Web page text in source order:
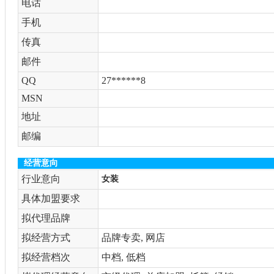
电话
手机
传真
邮件
QQ
27******8
MSN
地址
邮编
经营意向
行业意向 女装
具体加盟要求
拟代理品牌
拟经营方式
品牌专卖, 网店
拟经营档次
中档, 低档